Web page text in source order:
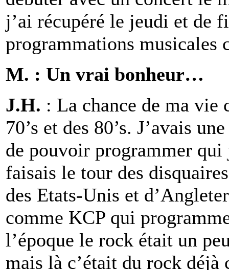
j’ai récupéré le jeudi et de
programmations musicales
M. : Un vrai bonheur…
J.H. : La chance de ma vie
70’s et des 80’s. J’avais
de pouvoir programmer
faisais le tour des
des Etats-Unis et
comme KCP qui
l’époque le rock était un
mais là c’était du rock déjà